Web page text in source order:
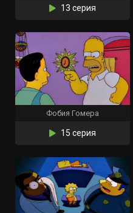
13 серия
Фобия Гомера
15 серия